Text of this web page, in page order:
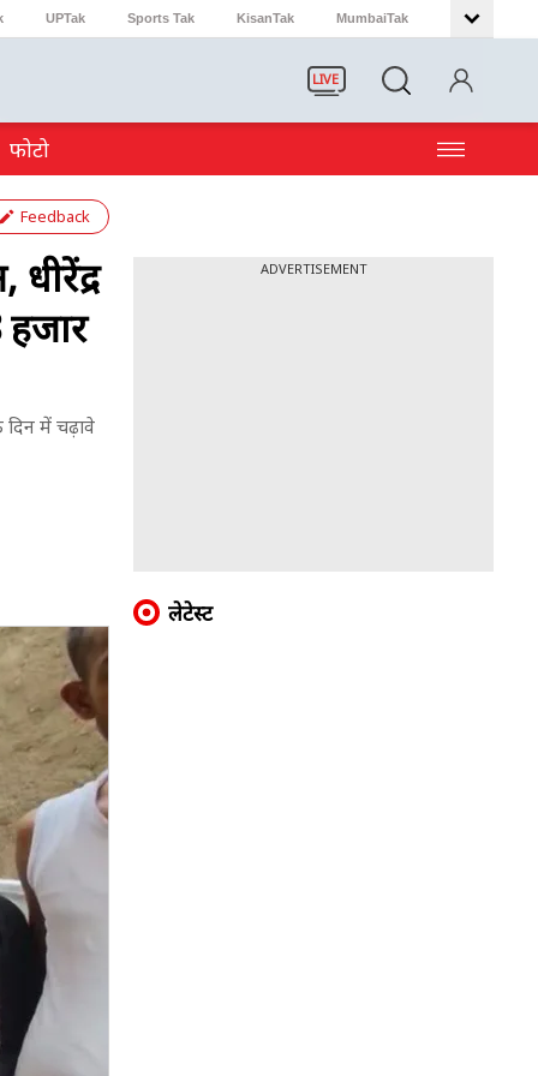
UPTak Sports Tak KisanTak MumbaiTak
LIVE
फोटो
Feedback
हजार
दिन में चढ़ावे
ADVERTISEMENT
लेटेस्ट